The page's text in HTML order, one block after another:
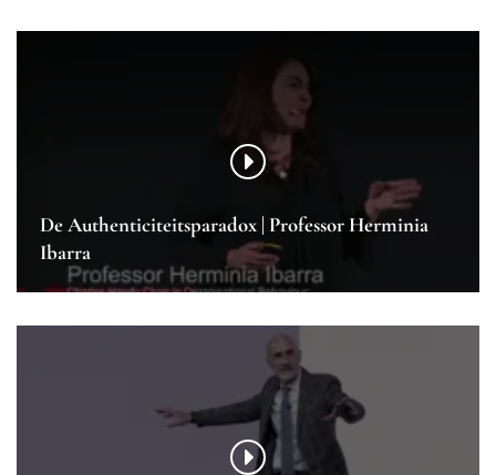
De Authenticiteitsparadox | Professor Herminia
Ibarra